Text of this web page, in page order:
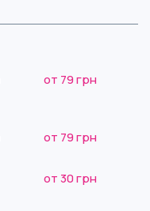
от 79 грн
от 79 грн
от 30 грн